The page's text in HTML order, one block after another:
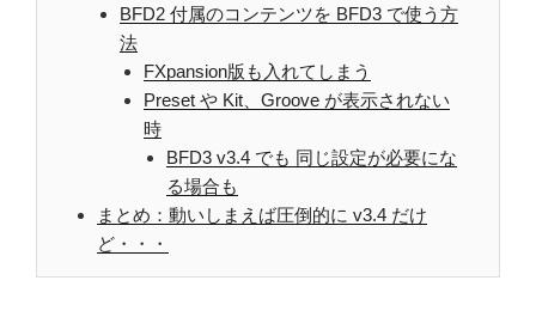
BFD2 付属のコンテンツを BFD3 で使う方
法
FXpansion版も入れてしまう
Preset や Kit、Groove が表示されない
時
BFD3 v3.4 でも 同じ設定が必要にな
る場合も
まとめ：動いしまえば圧倒的に v3.4 だけ
ど・・・